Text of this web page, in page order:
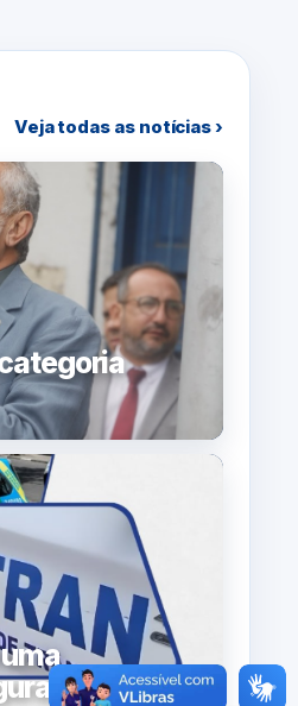
Veja todas as notícias ›